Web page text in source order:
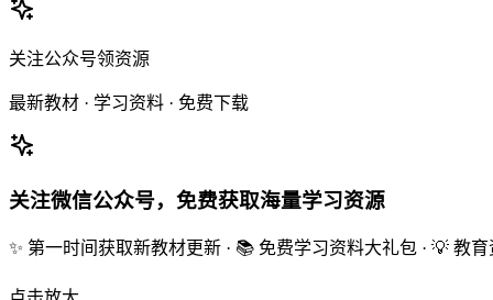
关注公众号领资源
最新教材 · 学习资料 · 免费下载
关注微信公众号，免费获取海量学习资源
✨ 第一时间获取新教材更新 · 📚 免费学习资料大礼包 · 💡 教